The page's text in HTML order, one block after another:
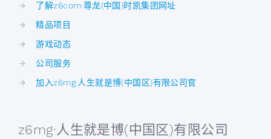
了解z6com·尊龙(中国)时凯集团网址
精品项目
游戏动态
公司服务
加入z6mg·人生就是博(中国区)有限公司官
z6mg·人生就是博(中国区)有限公司